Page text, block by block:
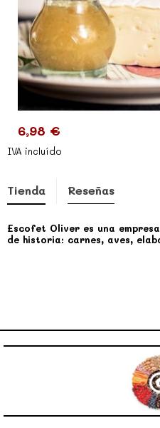
6,98 €
IVA incluído
Tienda Reseñas
Escofet Oliver es una
de historia: carnes, aves,